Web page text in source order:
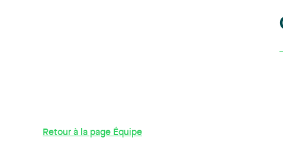
Retour à la page Équipe